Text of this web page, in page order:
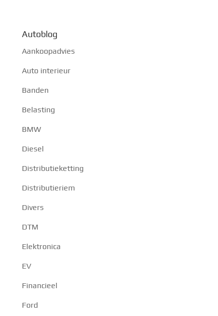
Autoblog
Aankoopadvies
Auto interieur
Banden
Belasting
BMW
Diesel
Distributieketting
Distributieriem
Divers
DTM
Elektronica
EV
Financieel
Ford